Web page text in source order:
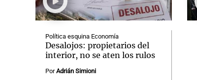
Política esquina Economía
Desalojos: propietarios del
interior, no se aten los rulos
PorAdrián Simioni